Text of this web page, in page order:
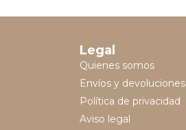
Legal
Quienes somos
Envíos y devoluciones
Política de privacidad
Aviso legal